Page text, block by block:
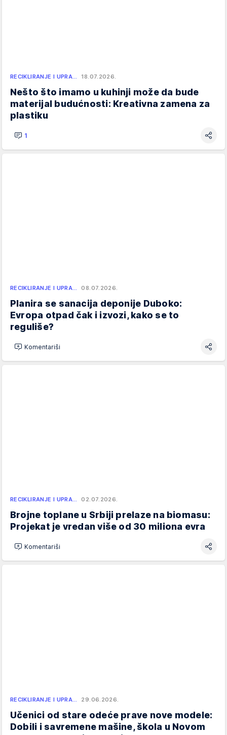
RECIKLIRANJE I UPRA… 18.07.2026.
Nešto što imamo u kuhinji može da bude
materijal budućnosti: Kreativna zamena za
plastiku
1
RECIKLIRANJE I UPRA… 08.07.2026.
Planira se sanacija deponije Duboko:
Evropa otpad čak i izvozi, kako se to
reguliše?
Komentariši
RECIKLIRANJE I UPRA… 02.07.2026.
Brojne toplane u Srbiji prelaze na biomasu:
Projekat je vredan više od 30 miliona evra
Komentariši
RECIKLIRANJE I UPRA… 29.06.2026.
Učenici od stare odeće prave nove modele:
Dobili i savremene mašine, škola u Novom